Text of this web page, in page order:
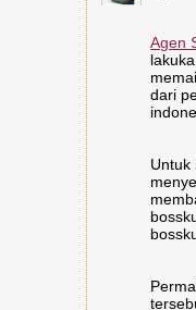
Agen
dari
Untuk